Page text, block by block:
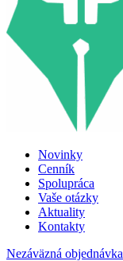
Novinky
Cenník
Spolupráca
Vaše otázky
Aktuality
Kontakty
Nezáväzná objednávka